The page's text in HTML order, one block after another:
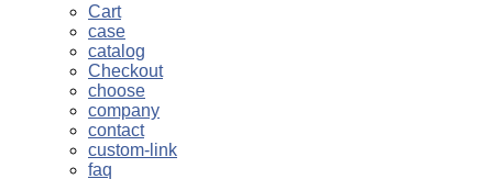
Cart
case
catalog
Checkout
choose
company
contact
custom-link
faq